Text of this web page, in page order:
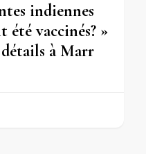
indiennes
été vaccinés? »
à Marr